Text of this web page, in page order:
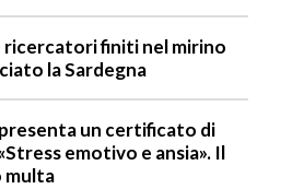
ricercatori finiti nel mirino
la Sardegna
un certificato di
emotivo e ansia». Il
multa